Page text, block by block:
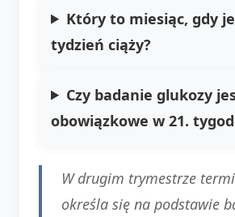
Który to miesiąc, gdy
tydzień ciąży?
Czy badanie glukozy
obowiązkowe w 21.
W drugim trymestrze
określa się na podstawie